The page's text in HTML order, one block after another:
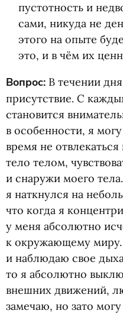
пустотность и
сами, никуда не
этого на опыте
это, и в чём их
Вопрос: В течении
присутствие. С
становится
в особенности, я
время не
тело телом,
и снаружи моего
я наткнулся на
что когда я
у меня абсолютно
к окружающему
и наблюдаю свое
то я абсолютно
внешних движений,
замечаю, но зато